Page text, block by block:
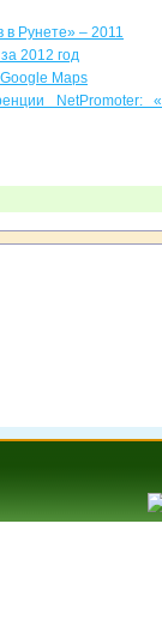
Рунете» – 2011
2012 год
Maps
NetPromoter: